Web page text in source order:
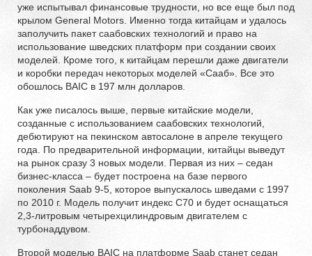
уже испытывал финансовые трудности, но все еще был под
крылом General Motors. Именно тогда китайцам и удалось
заполучить пакет саабовских технологий и право на
использование шведских платформ при создании своих
моделей. Кроме того, к китайцам перешли даже двигатели
и коробки передач некоторых моделей «Сааб». Все это
обошлось BAIC в 197 млн долларов.
Как уже писалось выше, первые китайские модели,
созданные с использованием саабовских технологий,
дебютируют на пекинском автосалоне в апреле текущего
года. По предварительной информации, китайцы выведут
на рынок сразу 3 новых модели. Первая из них – седан
бизнес-класса – будет построена на базе первого
поколения Saab 9-5, которое выпускалось шведами с 1997
по 2010 г. Модель получит индекс С70 и будет оснащаться
2,3-литровым четырехцилиндровым двигателем с
турбонаддувом.
Второй моделью BAIC на платформе Saab станет седан